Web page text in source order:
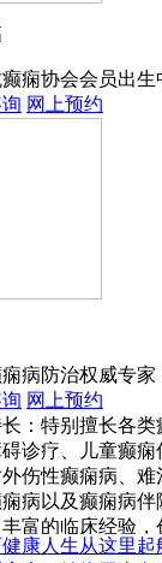
痫协会会员出
网上预约
痫病防治权威专
网上预约
：特别擅长各
诊疗、儿童癫
伤性癫痫病、
病以及癫痫病
富的临床经验
。